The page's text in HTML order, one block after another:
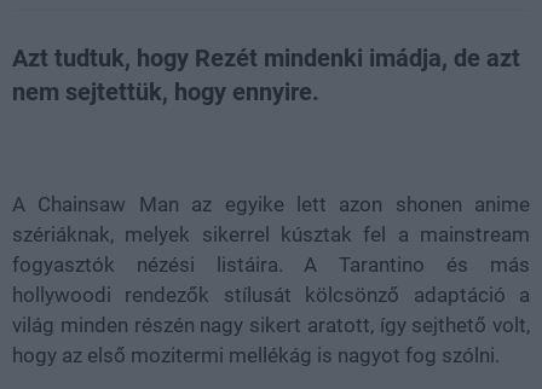
Azt tudtuk, hogy Rezét mindenki imádja, de azt
nem sejtettük, hogy ennyire.
A Chainsaw Man az egyike lett azon shonen anime
szériáknak, melyek sikerrel kúsztak fel a mainstream
fogyasztók nézési listáira. A Tarantino és más
hollywoodi rendezők stílusát kölcsönző adaptáció a
világ minden részén nagy sikert aratott, így sejthető volt,
hogy az első mozitermi mellékág is nagyot fog szólni.